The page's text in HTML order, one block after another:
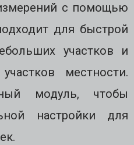
с помощью
для быстрой
участков и
местности.
модуль, чтобы
настройки для